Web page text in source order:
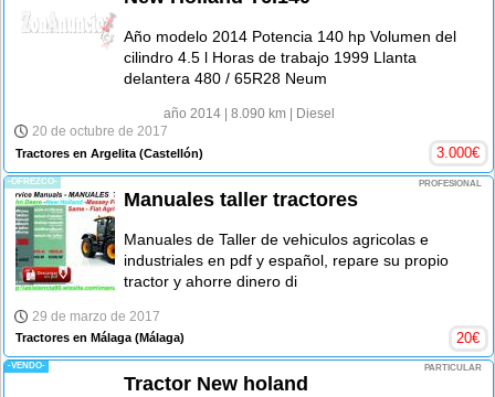
Año modelo 2014 Potencia 140 hp Volumen del
cilindro 4.5 l Horas de trabajo 1999 Llanta
delantera 480 / 65R28 Neum
año 2014| 8.090 km| Diesel
20 de octubre de 2017
Tractores en Argelita (Castellón) 3.000€
-OFREZCO- PROFESIONAL
Manuales taller tractores
Manuales de Taller de vehiculos agricolas e
industriales en pdf y español, repare su propio
tractor y ahorre dinero di
29 de marzo de 2017
Tractores en Málaga (Málaga) 20€
-VENDO- PARTICULAR
Tractor New holand